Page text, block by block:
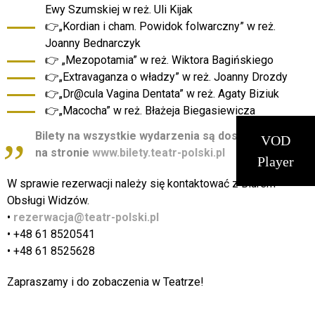
VOD
Player
Ewy Szumskiej w reż. Uli Kijak
👉„Kordian i cham. Powidok folwarczny” w reż.
Joanny Bednarczyk
👉 „Mezopotamia” w reż. Wiktora Bagińskiego
👉„Extravaganza o władzy” w reż. Joanny Drozdy
👉„Dr@cula Vagina Dentata” w reż. Agaty Biziuk
👉„Macocha” w reż. Błażeja Biegasiewicza
Bilety na wszystkie wydarzenia są dostępne
na stronie www.bilety.teatr-polski.pl
W sprawie rezerwacji należy się kontaktować z Biurem
Obsługi Widzów.
• rezerwacja@teatr-polski.pl
• +48 61 8520541
• +48 61 8525628
Zapraszamy i do zobaczenia w Teatrze!